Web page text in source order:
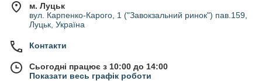
м. Луцьк
вул. Карпенко-Карого, 1 ("Завокзальний ринок") пав.159,
Луцьк, Україна
Контакти
Сьогодні працює з 10:00 до 14:00
Показати весь графік роботи